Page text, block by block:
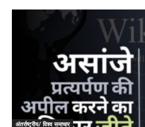
अंतर्राष्ट्रीय/ विश्व समाचार